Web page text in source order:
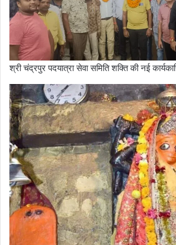
श्री चंद्रपुर पदयात्रा सेवा समिति शक्ति की नई